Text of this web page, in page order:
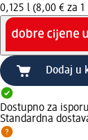
0,125 l (8,00 € za 1
Dodaj u
Dostupno za
Standardna